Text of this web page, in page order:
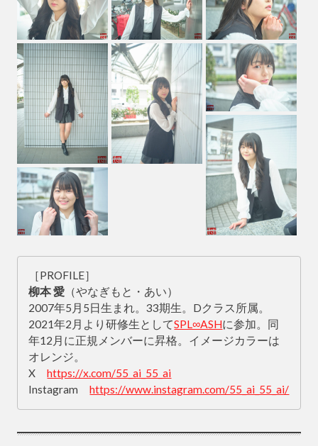
［PROFILE］
柳本 愛 （やなぎもと・あい）
2007年5月5日生まれ。33期生。Dクラス所属。
2021年2月より研修生としてSPL∞ASHに参加。同
年12月に正規メンバーに昇格。イメージカラーは
オレンジ。
Xhttps://x.com/55_ai_55_ai
Instagramhttps://www.instagram.com/55_ai_55_ai/